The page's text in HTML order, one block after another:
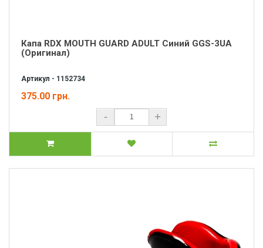
Капа RDX MOUTH GUARD ADULT Синий GGS-3UA
(Оригинал)
Артикул - 1152734
375.00 грн.
- +